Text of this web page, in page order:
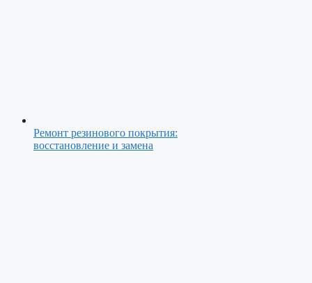
Ремонт резинового покрытия:
восстановление и замена